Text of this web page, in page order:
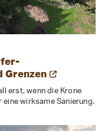
Grenzen
erst, wenn die Krone
wirksame Sanierung.